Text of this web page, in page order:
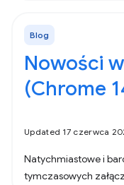
Blog
Nowości
(Chrome
Updated 17 czerwca
Natychmiastowe i
tymczasowych